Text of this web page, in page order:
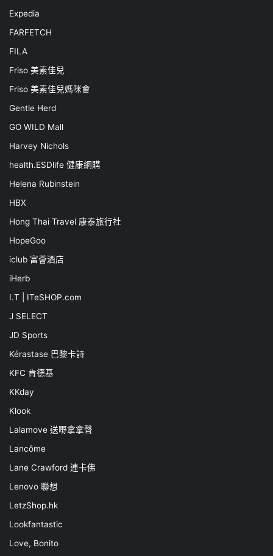
Expedia
FARFETCH
FILA
Friso 美素佳兒
Friso 美素佳兒媽咪會
Gentle Herd
GO WILD Mall
Harvey Nichols
health.ESDlife 健康網購
Helena Rubinstein
HBX
Hong Thai Travel 康泰旅行社
HopeGoo
iclub 富薈酒店
iHerb
I.T | ITeSHOP.com
J SELECT
JD Sports
Kérastase 巴黎卡詩
KFC 肯德基
KKday
Klook
Lalamove 送嘢拿拿聲
Lancôme
Lane Crawford 連卡佛
Lenovo 聯想
LetzShop.hk
Lookfantastic
Love, Bonito